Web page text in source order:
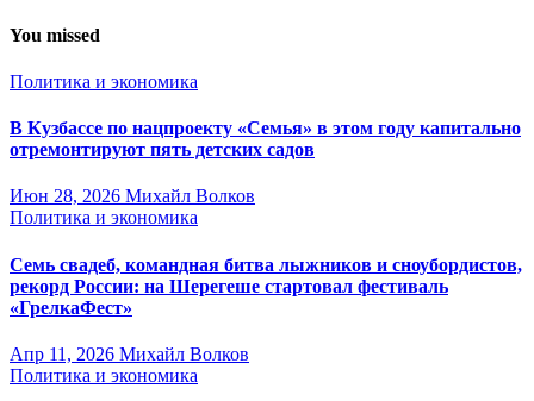
You missed
Политика и экономика
В Кузбассе по нацпроекту «Семья» в этом году капитально
отремонтируют пять детских садов
Июн 28, 2026 Михайл Волков
Политика и экономика
Семь свадеб, командная битва лыжников и сноубордистов,
рекорд России: на Шерегеше стартовал фестиваль
«ГрелкаФест»
Апр 11, 2026 Михайл Волков
Политика и экономика